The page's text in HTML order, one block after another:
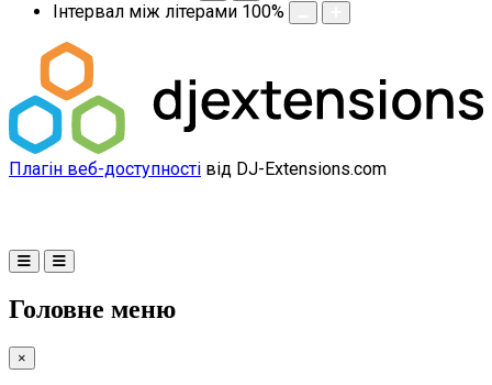
Інтервал між літерами 100%
Плагін веб-доступності від DJ-Extensions.com
Головне меню
×